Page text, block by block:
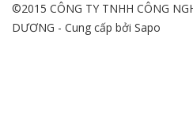
©2015 CÔNG TY TNHH CÔNG
DƯƠNG - Cung cấp bởi Sapo